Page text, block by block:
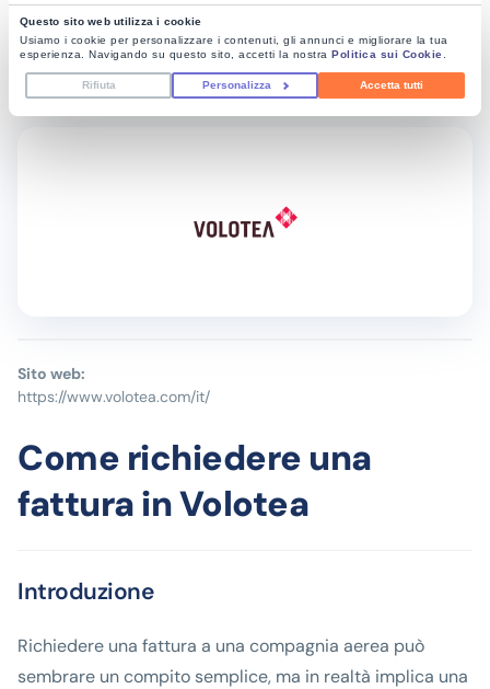
Questo sito web utilizza i cookie
Usiamo i cookie per personalizzare i contenuti, gli annunci e migliorare la tua
esperienza. Navigando su questo sito, accetti la nostra Politica sui Cookie
Accetta tutti
Personalizza
Rifiuta
Sito web:
https://www.volotea.com/it/
Come richiedere una
fattura in Volotea
Introduzione
Richiedere una fattura a una compagnia aerea può
sembrare un compito semplice, ma in realtà implica una